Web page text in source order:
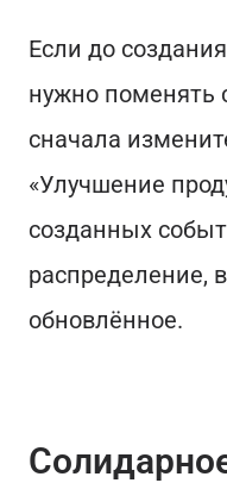
Если до
нужно поменять
сначала
«Улучшение
созданных
распределение,
обновлённое.